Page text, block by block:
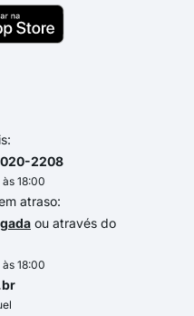
2208
18:00
atraso:
ou através do
18:00